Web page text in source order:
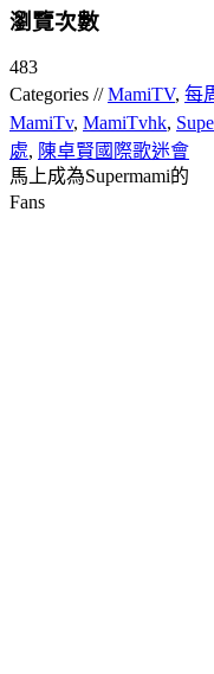
瀏覽次數
483
Categories //MamiTV, 每
MamiTv, MamiTvhk,
處, 陳卓賢國際歌迷會
馬上成為Supermami的
Fans